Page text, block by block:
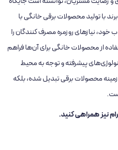
با تولید محصولات برقی خانگی با
نیازهای روزمره مصرف ‌کنندگان را
از محصولات خانگی برای آن‌ها فراهم
پیشرفته و توجه به محیط
محصولات برقی تبدیل شده، بلکه
نیز همراهی کنید.